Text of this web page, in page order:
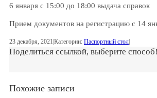
6 января с 15:00 до 18:00 выдача справок
Прием документов на регистрацию с 14
23 декабря, 2021 |Категории: Паспортный стол|
Поделиться ссылкой, выберите способ!
Похожие записи